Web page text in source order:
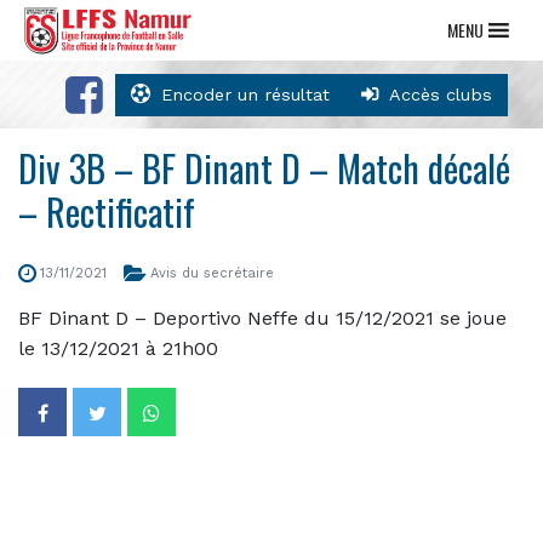
Encoder un résultat Accès clubs
MENU
Div 3B – BF Dinant D – Match décalé
– Rectificatif
13/11/2021 Avis du secrétaire
BF Dinant D – Deportivo Neffe du 15/12/2021 se joue
le 13/12/2021 à 21h00